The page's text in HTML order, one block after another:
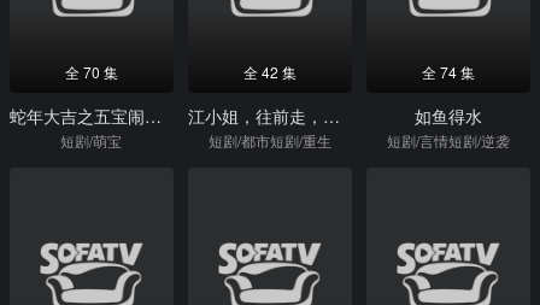
全 70 集
蛇年大吉之五宝闹新春
短剧/萌宝
全 42 集
江小姐，往前走，不回头
短剧/都市短剧/重生
全 74 集
如鱼得水
短剧/言情短剧/逆袭